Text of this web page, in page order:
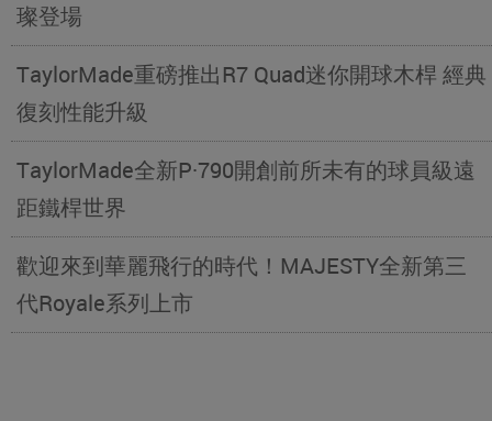
璨登場
TaylorMade重磅推出R7 Quad迷你開球木桿 經典
復刻性能升級
TaylorMade全新P·790開創前所未有的球員級遠
距鐵桿世界
歡迎來到華麗飛行的時代！MAJESTY全新第三
代Royale系列上市